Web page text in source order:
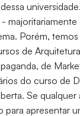
Porém,
de
de
do curso de
Se qualquer
para apresentar